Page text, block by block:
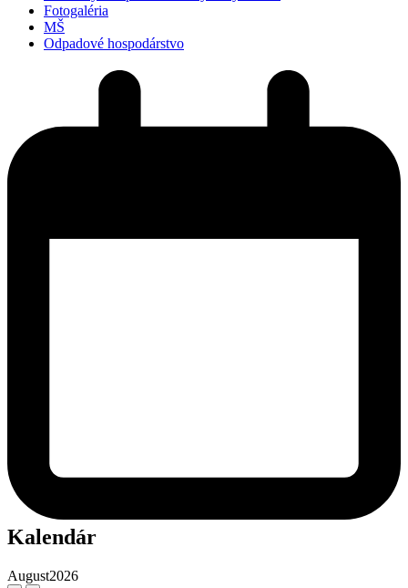
Fotogaléria
MŠ
Odpadové hospodárstvo
Kalendár
August2026